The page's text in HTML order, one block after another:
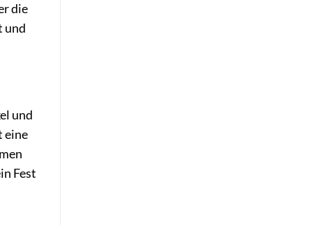
die
und
und
eine
Fest